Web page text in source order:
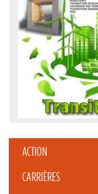
ACTION
CARRIÈRES